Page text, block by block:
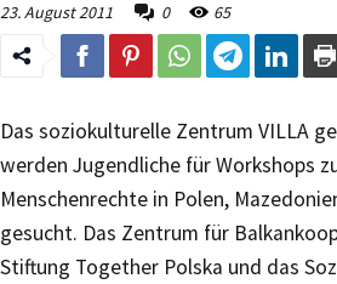
23. August 2011
0 65
Das soziokulturelle Zentrum VILLA
werden Jugendliche für Workshops
Menschenrechte in Polen,
gesucht. Das Zentrum für
Stiftung Together Polska und das